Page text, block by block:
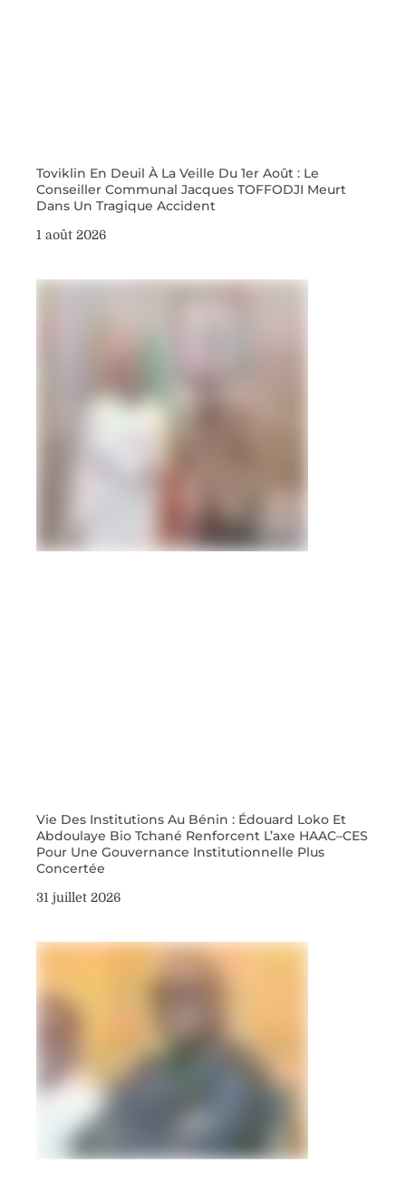
Toviklin En Deuil À La Veille Du 1er Août : Le
Conseiller Communal Jacques TOFFODJI Meurt
Dans Un Tragique Accident
1 août 2026
Vie Des Institutions Au Bénin : Édouard Loko Et
Abdoulaye Bio Tchané Renforcent L’axe HAAC–CES
Pour Une Gouvernance Institutionnelle Plus
Concertée
31 juillet 2026